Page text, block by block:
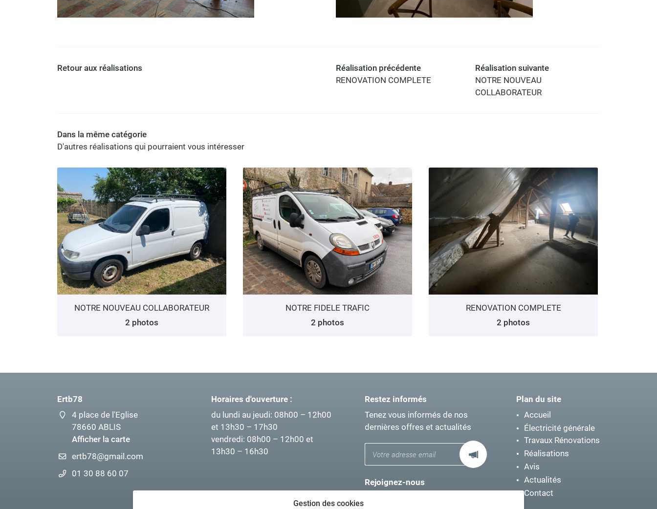
Retour aux réalisations
Réalisation précédente
RENOVATION COMPLETE
Réalisation suivante
NOTRE NOUVEAU
COLLABORATEUR
Dans la même catégorie
D'autres réalisations qui pourraient vous intéresser
NOTRE NOUVEAU COLLABORATEUR
2 photos
NOTRE FIDELE TRAFIC
2 photos
RENOVATION COMPLETE
2 photos
Ertb78
4 place de l'Eglise
78660 ABLIS
Afficher la carte
01 30 88 60 07
Horaires d'ouverture :
du lundi au jeudi: 08h00 – 12h00
et 13h30 – 17h30
vendredi: 08h00 – 12h00 et
13h30 – 16h30
Restez informés
Tenez vous informés de nos
dernières offres et actualités
Rejoignez-nous
Plan du site
Accueil
Électricité générale
Travaux Rénovations
Réalisations
Avis
Actualités
Contact
Gestion des cookies